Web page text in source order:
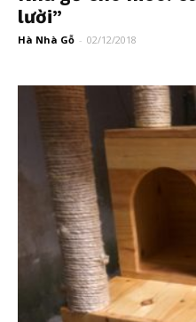
lười”
Hà Nhà Gỗ - 02/12/2018